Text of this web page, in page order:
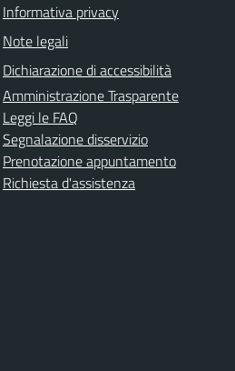
Informativa privacy
Note legali
Dichiarazione di accessibilità
Amministrazione Trasparente
Leggi le FAQ
Segnalazione disservizio
Prenotazione appuntamento
Richiesta d'assistenza